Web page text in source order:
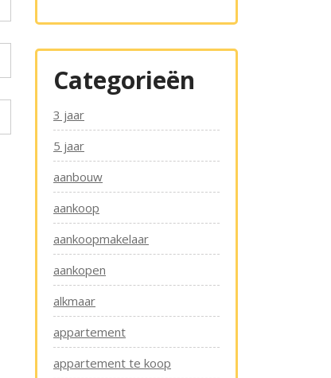
Categorieën
3 jaar
5 jaar
aanbouw
aankoop
aankoopmakelaar
aankopen
alkmaar
appartement
appartement te koop